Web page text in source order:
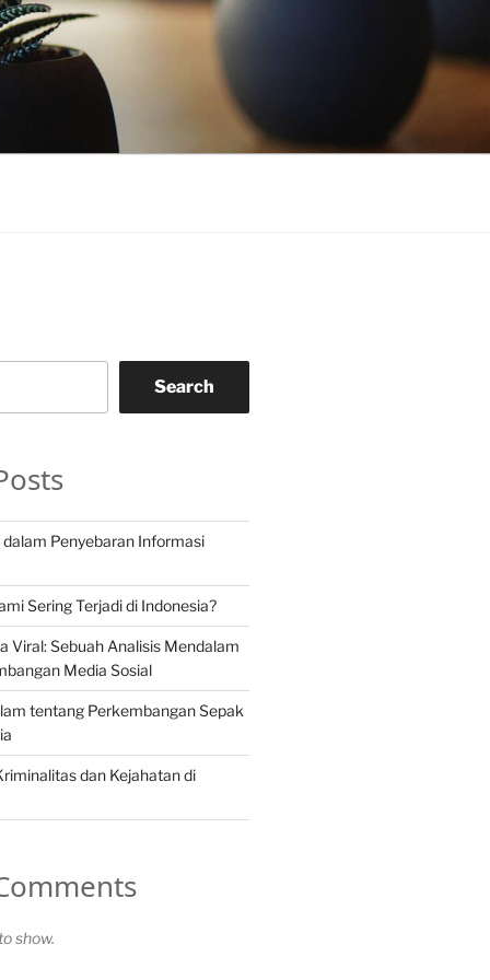
Search
Penyebaran Informasi
Sering Terjadi di Indonesia?
Viral: Sebuah Analisis Mendalam
Media Sosial
tentang Perkembangan Sepak
dan Kejahatan di
show.